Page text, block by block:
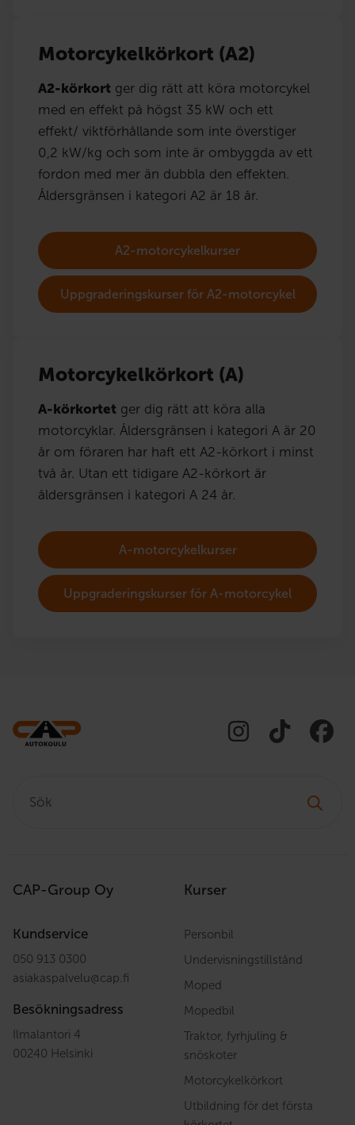
Motorcykelkörkort (A2)
A2-körkort ger dig rätt att köra motorcykel
med en effekt på högst 35 kW och ett
effekt/ viktförhållande som inte överstiger
0,2 kW/kg och som inte är ombyggda av ett
fordon med mer än dubbla den effekten.
Åldersgränsen i kategori A2 är 18 år.
A2-motorcykelkurser
Uppgraderingskurser för A2-motorcykel
Motorcykelkörkort (A)
A-körkortet ger dig rätt att köra alla
motorcyklar. Åldersgränsen i kategori A är 20
år om föraren har haft ett A2-körkort i minst
två år. Utan ett tidigare A2-körkort är
åldersgränsen i kategori A 24 år.
A-motorcykelkurser
Uppgraderingskurser för A-motorcykel
CAP-Group Oy
Kundservice
050 913 0300
asiakaspalvelu@cap.fi
Besökningsadress
Ilmalantori 4
00240 Helsinki
Kurser
Personbil
Undervisningstillstånd
Moped
Mopedbil
Traktor, fyrhjuling &
snöskoter
Motorcykelkörkort
Utbildning för det första